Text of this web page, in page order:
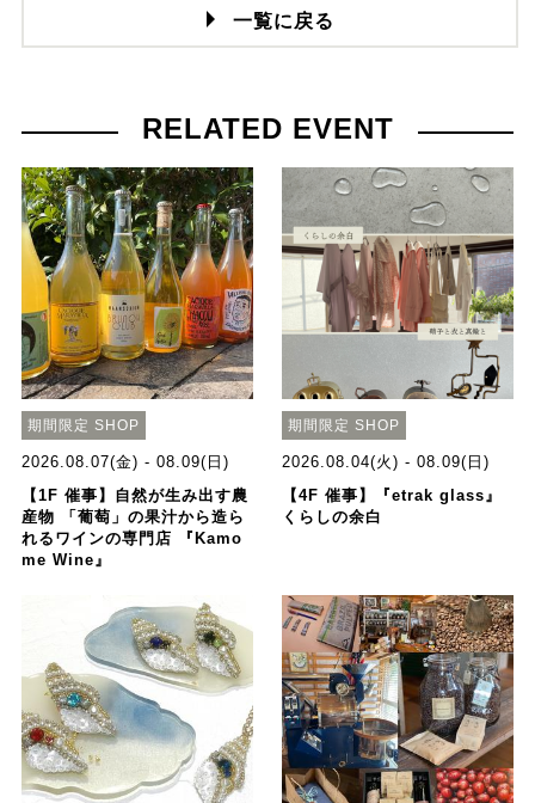
一覧に戻る
RELATED EVENT
期間限定 SHOP
2026.08.07(金) - 08.09(日)
【1F 催事】自然が生み出す農
産物 「葡萄」の果汁から造ら
れるワインの専門店 『Kamo
me Wine』
期間限定 SHOP
2026.08.04(火) - 08.09(日)
【4F 催事】『etrak glass』
くらしの余白